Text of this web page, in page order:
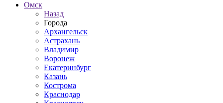
Омск
Назад
Города
Архангельск
Астрахань
Владимир
Воронеж
Екатеринбург
Казань
Кострома
Краснодар